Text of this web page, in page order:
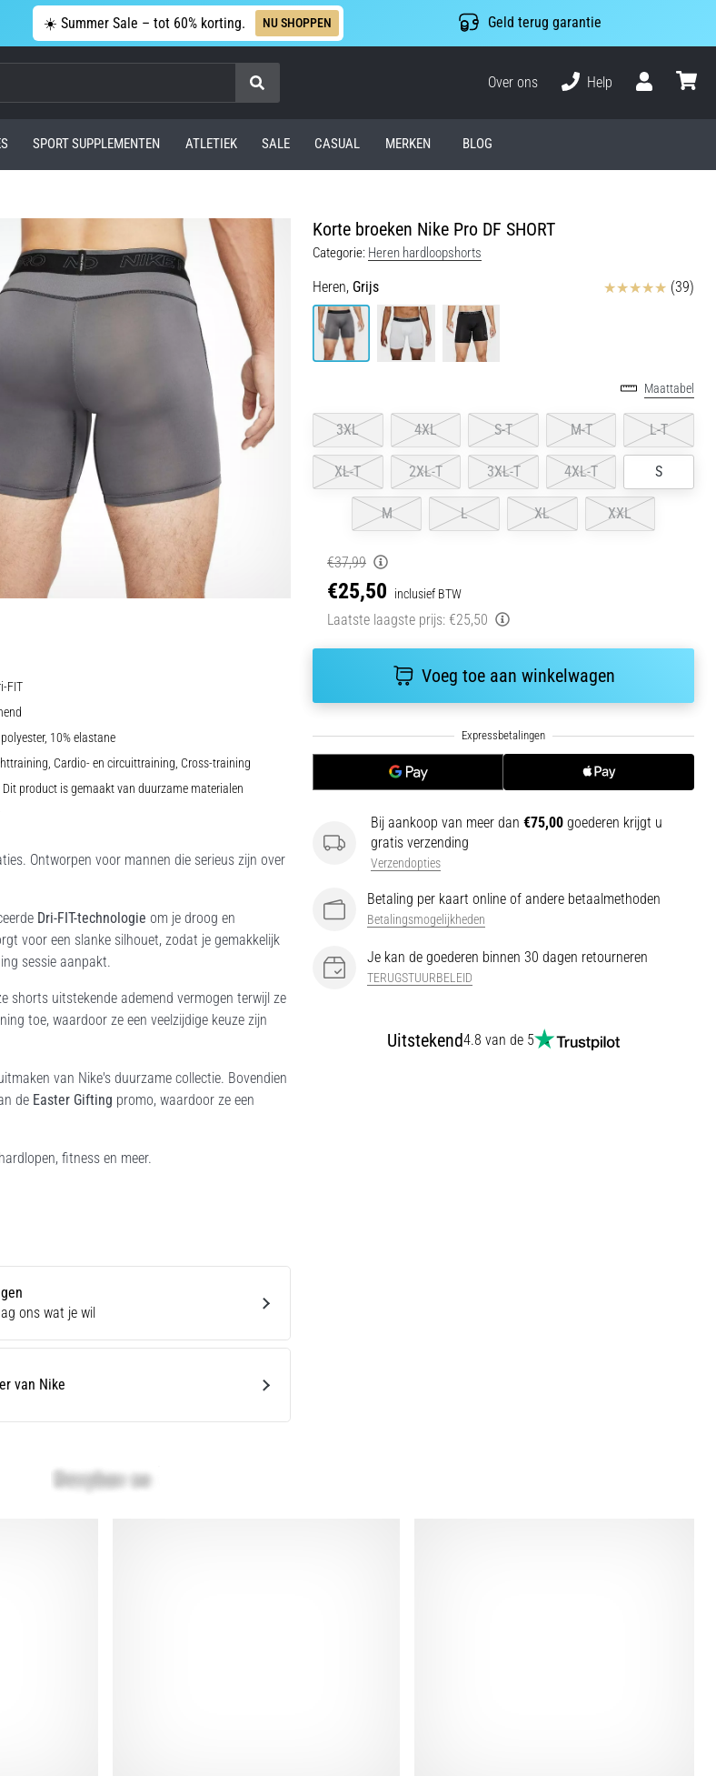
☀️ Summer Sale – tot 60% korting. NU SHOPPEN Geld terug garantie
Zoeken
Over ons
Help
SPORT SUPPLEMENTEN ATLETIEK SALE CASUAL MERKEN BLOG
Korte broeken Nike Pro DF SHORT
Categorie: Heren hardloopshorts
Heren, Grijs Beoordelingen(39)
Maattabel
3XL 4XL S-T M-T L-T
XL-T 2XL-T 3XL-T 4XL-T S
M L XL XXL
€37,99
€25,50 inclusief BTW
Laatste laagste prijs: €25,50
Voeg toe aan winkelwagen
Bij aankoop van meer dan €75,00 goederen krijgt u
gratis verzending
Verzendopties
Betaling per kaart online of andere betaalmethoden
Betalingsmogelijkheden
Je kan de goederen binnen 30 dagen retourneren
TERUGSTUURBELEID
Uitstekend4.8 van de 5
FIT
10% elastane
Cardio- en circuittraining, Cross-training
Dit product is gemaakt van duurzame materialen
Ontworpen voor mannen die serieus zijn over
Dri-FIT-technologie om je droog en
voor een slanke silhouet, zodat je gemakkelijk
sessie aanpakt.
shorts uitstekende ademend vermogen terwijl ze
toe, waardoor ze een veelzijdige keuze zijn
van Nike's duurzame collectie. Bovendien
de Easter Gifting promo, waardoor ze een
fitness en meer.
ons wat je wil
van Nike